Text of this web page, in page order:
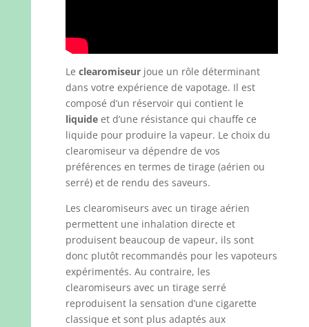
Le clearomiseurjoue un rôle déterminant
dans votre expérience de vapotage. Il est
composé d’un réservoir qui contient le
liquideet d’une résistance qui chauffe ce
liquide pour produire la vapeur. Le choix du
clearomiseur va dépendre de vos
préférences en termes de tirage (aérien ou
serré) et de rendu des saveurs.
Les clearomiseurs avec un tirage aérien
permettent une inhalation directe et
produisent beaucoup de vapeur, ils sont
donc plutôt recommandés pour les vapoteurs
expérimentés. Au contraire, les
clearomiseurs avec un tirage serré
reproduisent la sensation d’une cigarette
classique et sont plus adaptés aux